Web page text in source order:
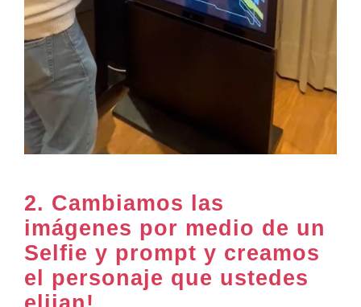
2. Cambiamos las
imágenes por medio de un
Selfie y prompt y creamos
el personaje que ustedes